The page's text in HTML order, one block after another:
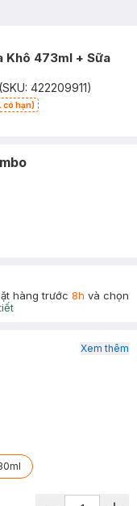
Khô 473ml + Sữa
(SKU: 422209911)
có hạn)
hàng trước 8h và chọn
Xem thêm